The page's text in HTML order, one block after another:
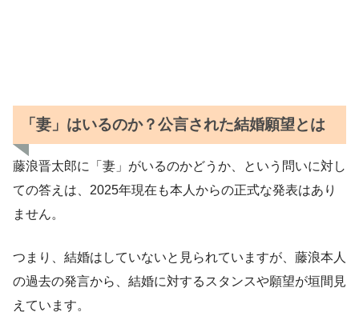
「妻」はいるのか？公言された結婚願望とは
藤浪晋太郎に「妻」がいるのかどうか、という問いに対し
ての答えは、2025年現在も本人からの正式な発表はあり
ません。
つまり、結婚はしていないと見られていますが、藤浪本人
の過去の発言から、結婚に対するスタンスや願望が垣間見
えています。